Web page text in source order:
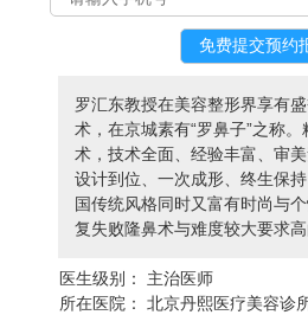
罗汇东教授在美容整形界享有
术，在京城素有“罗鼻子”之称
术，技术全面、经验丰富、审美
设计到位、一次成形、终生保
国传统风格同时又富有时尚与
复失败隆鼻术与难度较大要求高
医生级别：
主治医师
所在医院：
北京丹熙医疗美容诊